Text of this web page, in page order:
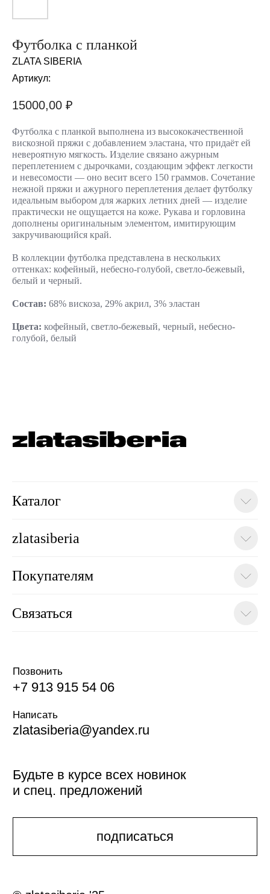
Футболка с планкой
ZLATA SIBERIA
Артикул:
15000,00 ₽
Футболка с планкой выполнена из высококачественной
вискозной пряжи с добавлением эластана, что придаёт ей
невероятную мягкость. Изделие связано ажурным
переплетением с дырочками, создающим эффект легкости
и невесомости — оно весит всего 150 граммов. Сочетание
нежной пряжи и ажурного переплетения делает футболку
идеальным выбором для жарких летних дней — изделие
практически не ощущается на коже. Рукава и горловина
дополнены оригинальным элементом, имитирующим
закручивающийся край.
В коллекции футболка представлена в нескольких
оттенках: кофейный, небесно-голубой, светло-бежевый,
белый и черный.
Состав: 68% вискоза, 29% акрил, 3% эластан
Цвета: кофейный, светло-бежевый, черный, небесно-
голубой, белый
Каталог
zlatasiberia
Покупателям
Связаться
и спец. предложений
© zlatasiberia '25